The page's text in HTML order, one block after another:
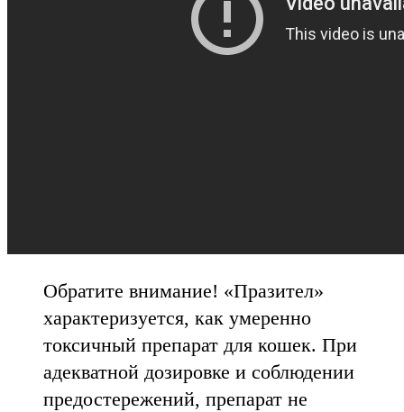
Обратите внимание! «Празител»
характеризуется, как умеренно
токсичный препарат для кошек. При
адекватной дозировке и соблюдении
предостережений, препарат не